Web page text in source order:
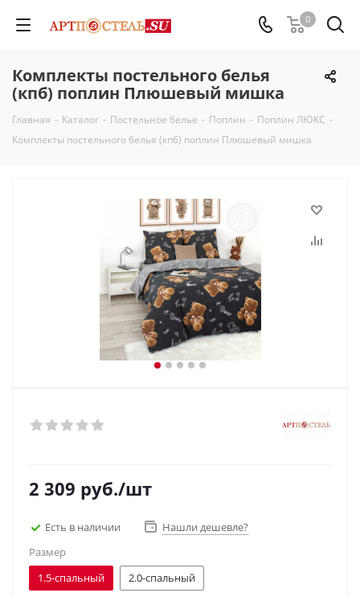
0
Комплекты постельного белья
(кпб) поплин Плюшевый мишка
Главная - Каталог - Постельное белье - Поплин - Поплин ЛЮКС -
Комплекты постельного белья (кпб) поплин Плюшевый мишка
2 309 руб./шт
Есть в наличии
Нашли дешевле?
Размер
1.5-спальный
2.0-спальный